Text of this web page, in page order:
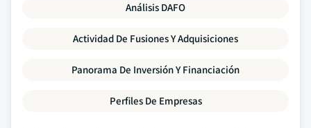
Análisis DAFO
Actividad De Fusiones Y Adquisiciones
Panorama De Inversión Y Financiación
Perfiles De Empresas